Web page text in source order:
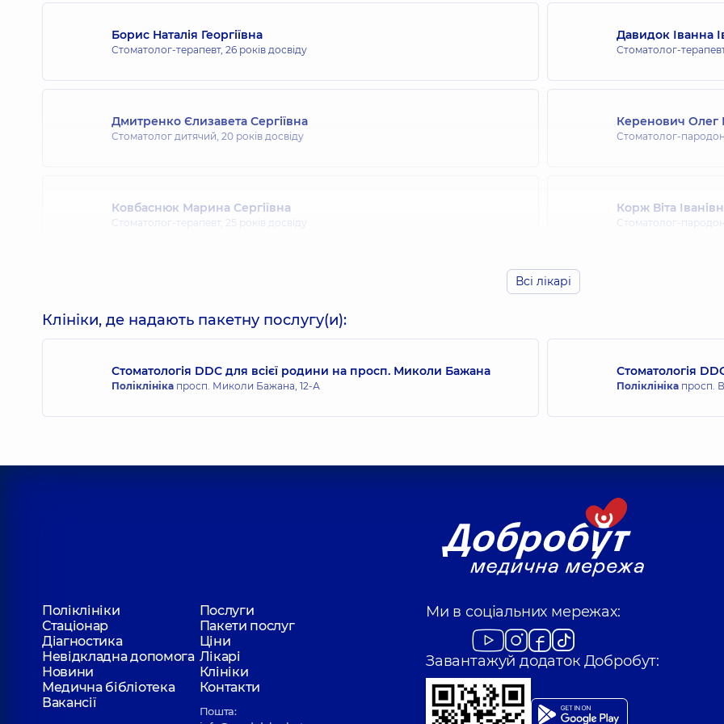
Борис Наталія Георгіївна
Стоматолог-терапевт, 26 років досвіду
Давидок Іванна
Стоматолог-
Дмитренко Єлизавета Сергіївна
Стоматолог дитячий, 20 років досвіду
Керенович Олег
Стоматолог-
Ковбаснюк Марина Сергіївна
Стоматолог-терапевт, 25 років досвіду
Корж Віта
Стоматолог-
Ступачинський Олександр Олександрович
Стоматолог-хірург,
Суворова Тамара
Стоматолог-терапевт,
Цукур Тетяна Миколаївна Война Дмитро
Оробець Лілія
Стоматолог-терапевт,
Нікіфоров Сергій Андрійович
Стоматолог дитячий,5 років досвіду Стоматолог-
Всі лікарі
Клініки, де надають пакетну послугу(и):
Стоматологія DDC для всієї родини на просп. Миколи Бажана
Поліклініка просп. Миколи Бажана, 12-А
Стоматологія
Поліклініка просп.
Поліклініки
Послуги
Стаціонар
Пакети послуг
Діагностика
Ціни
Невідкладна допомога Лікарі
Новини
Клініки
Медична бібліотека
Контакти
Вакансії
Пошта:
Ми в соціальних мережах:
Завантажуй додаток Добробут: